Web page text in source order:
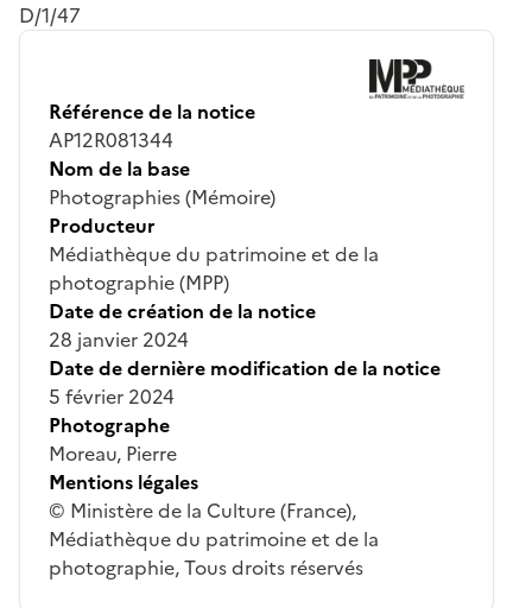
D/1/47
Référence de la notice
AP12R081344
Nom de la base
Photographies (Mémoire)
Producteur
Médiathèque du patrimoine et de la
photographie (MPP)
Date de création de la notice
28 janvier 2024
Date de dernière modification de la notice
5 février 2024
Photographe
Moreau, Pierre
Mentions légales
© Ministère de la Culture (France),
Médiathèque du patrimoine et de la
photographie, Tous droits réservés